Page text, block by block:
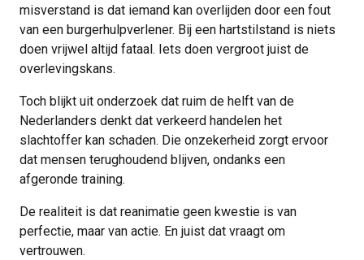
misverstand is dat iemand kan overlijden door een fout
van een burgerhulpverlener. Bij een hartstilstand is niets
doen vrijwel altijd fataal. Iets doen vergroot juist de
overlevingskans.
Toch blijkt uit onderzoek dat ruim de helft van de
Nederlanders denkt dat verkeerd handelen het
slachtoffer kan schaden. Die onzekerheid zorgt ervoor
dat mensen terughoudend blijven, ondanks een
afgeronde training.
De realiteit is dat reanimatie geen kwestie is van
perfectie, maar van actie. En juist dat vraagt om
vertrouwen.